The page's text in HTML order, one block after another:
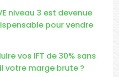
niveau 3 est devenue
pour vendre
vos IFT de 30% sans
votre marge brute ?